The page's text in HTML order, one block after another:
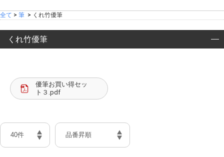
全て > 筆 > くれ竹優筆
くれ竹優筆
優筆お買い得セッ
ト３.pdf